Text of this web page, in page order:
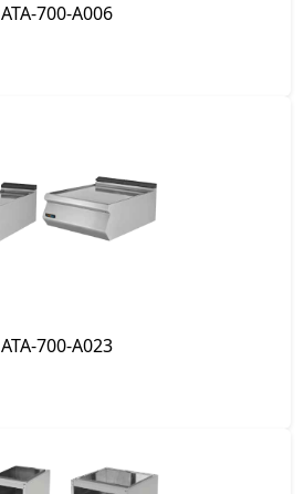
ATA-700-A006
ATA-700-A023